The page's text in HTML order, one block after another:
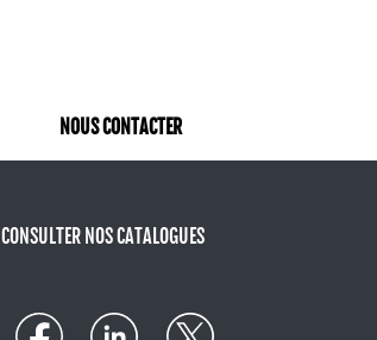
NOUS CONTACTER
CONSULTER NOS CATALOGUES